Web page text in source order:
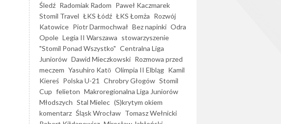
Śledź Radomiak Radom Paweł Kaczmarek
Stomil Travel ŁKS Łódź ŁKS Łomża Rozwój
Katowice Piotr Darmochwał Bez napinki Odra
Opole Legia II Warszawa stowarzyszenie
"Stomil Ponad Wszystko" Centralna Liga
Juniorów Dawid Mieczkowski Rozmowa przed
meczem Yasuhiro Katō Olimpia II Elbląg Kamil
Kiereś Polska U-21 Chrobry Głogów Stomil
Cup felieton Makroregionalna Liga Juniorów
Młodszych Stal Mielec (S)krytym okiem
komentarz Śląsk Wrocław Tomasz Wełnicki